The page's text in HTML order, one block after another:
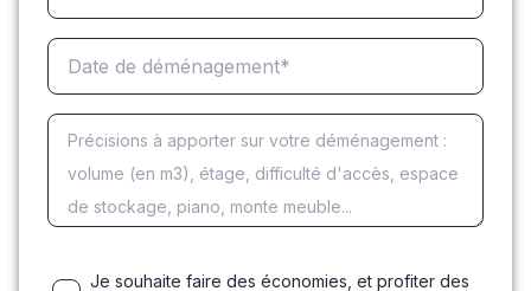
Je souhaite faire des économies, et profiter des